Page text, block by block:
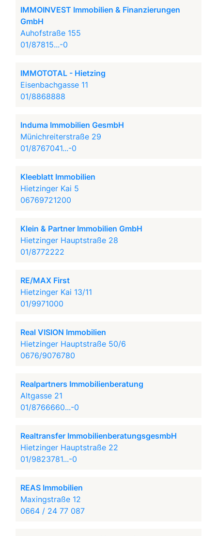
IMMOINVEST Immobilien & Finanzierungen
GmbH
Auhofstraße 155
01/87815...-0
IMMOTOTAL - Hietzing
Eisenbachgasse 11
01/8868888
Induma Immobilien GesmbH
Münichreiterstraße 29
01/8767041...-0
Kleeblatt Immobilien
Hietzinger Kai 5
06769721200
Klein & Partner Immobilien GmbH
Hietzinger Hauptstraße 28
01/8772222
RE/MAX First
Hietzinger Kai 13/11
01/9971000
Real VISION Immobilien
Hietzinger Hauptstraße 50/6
0676/9076780
Realpartners Immobilienberatung
Altgasse 21
01/8766660...-0
Realtransfer ImmobilienberatungsgesmbH
Hietzinger Hauptstraße 22
01/9823781...-0
REAS Immobilien
Maxingstraße 12
0664 / 24 77 087